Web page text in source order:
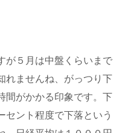
が５月は中盤くらいまで
れませんね、がっつり下
間がかかる印象です。下
セント程度で下落という